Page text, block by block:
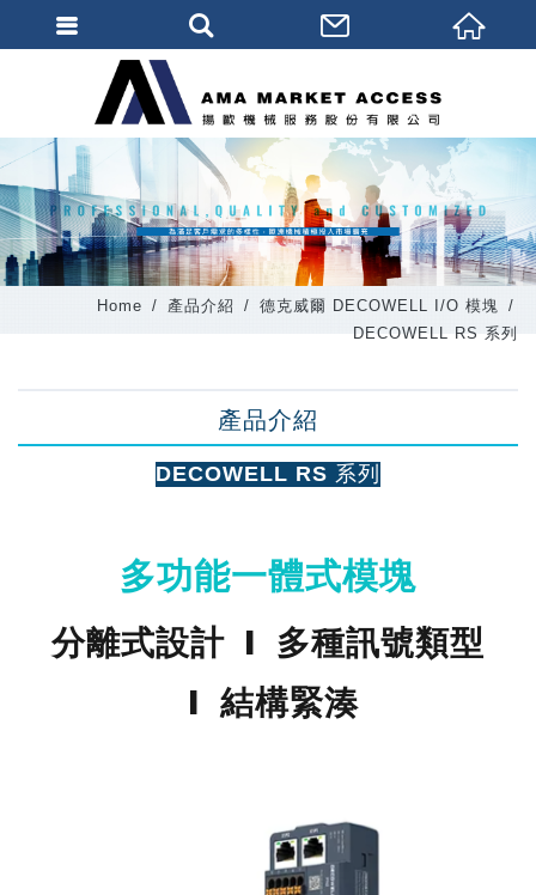
Home 產品介紹
德克威爾 DECOWELL I/O 模塊
DECOWELL RS 系列
產品介紹
DECOWELL RS 系列
多功能一體式模塊
分離式設計 I 多種訊號類型
I 結構緊湊
會員登入(燈箱)
加入會員
忘記密碼
密碼修改
訂單查詢
會員登出
填寫匯款通知